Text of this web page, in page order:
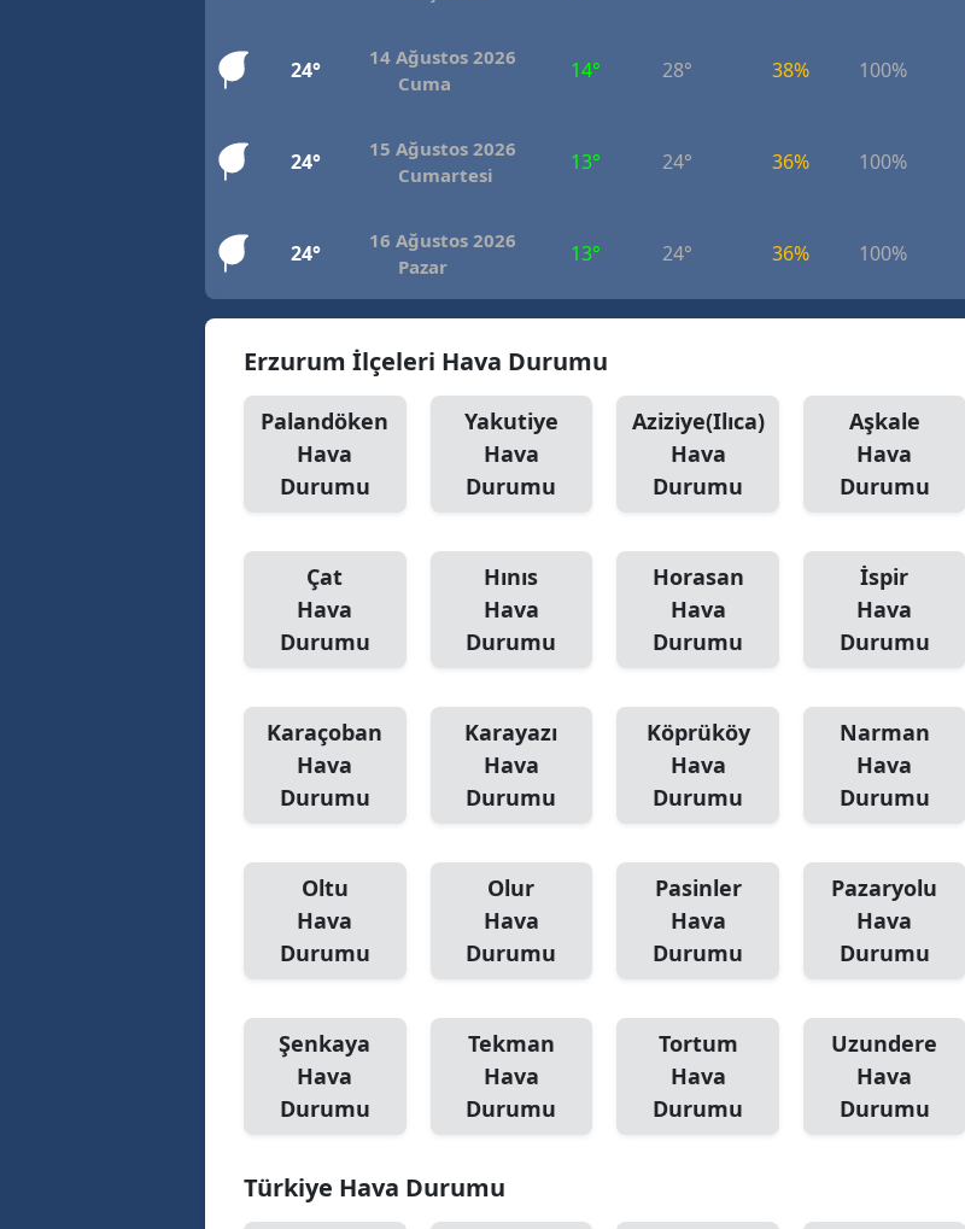
Giresun
Gümüşhane
Hakkari
Mersin
İstanbul
İzmir
Kastamonu
Kırklareli
Kırşehir
Kocaeli
Konya
Kütahya
Malatya
Kahramanmaraş
24°
14 Ağustos 2026
Cuma
14° 28° 38% 100%
24°
15 Ağustos 2026
Cumartesi
13° 24° 36% 100%
24°
16 Ağustos 2026
Pazar
13° 24° 36% 100%
Erzurum İlçeleri Hava Durumu
Palandöken
Hava
Durumu
Yakutiye
Hava
Durumu
Aziziye(Ilıca)
Hava
Durumu
Aşkale
Hava
Durumu
Çat
Hava
Durumu
Hınıs
Hava
Durumu
Horasan
Hava
Durumu
İspir
Hava
Durumu
Karaçoban
Hava
Durumu
Karayazı
Hava
Durumu
Köprüköy
Hava
Durumu
Narman
Hava
Durumu
Oltu
Hava
Durumu
Olur
Hava
Durumu
Pasinler
Hava
Durumu
Pazaryolu
Hava
Durumu
Şenkaya
Hava
Durumu
Tekman
Hava
Durumu
Tortum
Hava
Durumu
Uzundere
Hava
Durumu
Türkiye Hava Durumu